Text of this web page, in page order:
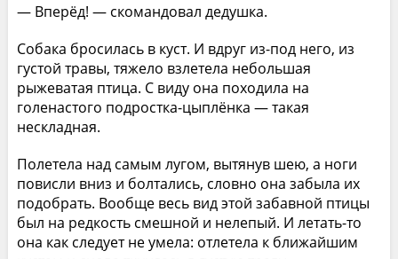
— Вперёд! — скомандовал дедушка.
Собака бросилась в куст. И вдруг из-под него, из
густой травы, тяжело взлетела небольшая
рыжеватая птица. С виду она походила на
голенастого подростка-цыплёнка — такая
нескладная.
Полетела над самым лугом, вытянув шею, а ноги
повисли вниз и болтались, словно она забыла их
подобрать. Вообще весь вид этой забавной птицы
был на редкость смешной и нелепый. И летать-то
она как следует не умела: отлетела к ближайшим